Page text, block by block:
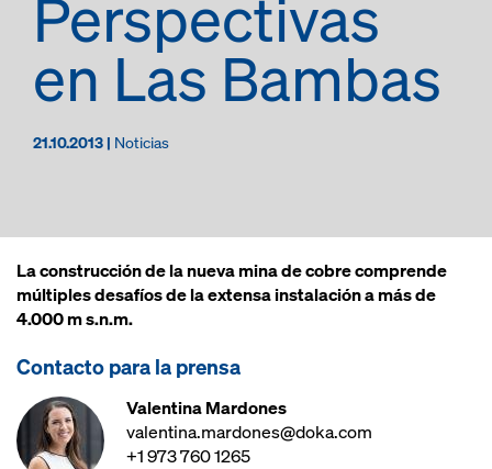
Perspectivas
en Las Bambas
21.10.2013 | Noticias
La construcción de la nueva mina de cobre comprende
múltiples desafíos de la extensa instalación a más de
4.000 m s.n.m.
Contacto para la prensa
Valentina Mardones
valentina.mardones@doka.com
+1 973 760 1265